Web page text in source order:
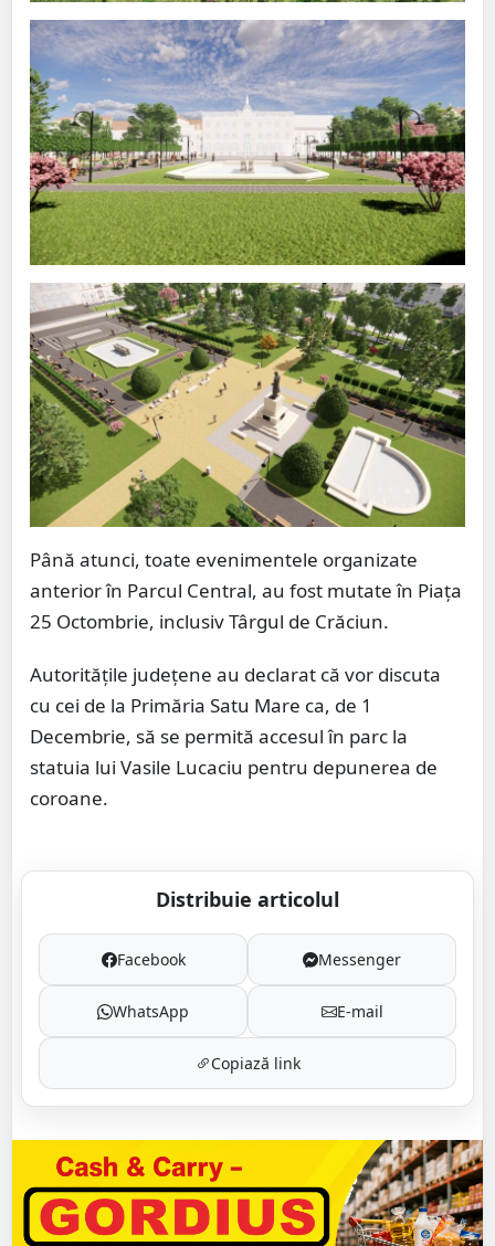
Până atunci, toate evenimentele organizate
anterior în Parcul Central, au fost mutate în Piața
25 Octombrie, inclusiv Târgul de Crăciun.
Autoritățile județene au declarat că vor discuta
cu cei de la Primăria Satu Mare ca, de 1
Decembrie, să se permită accesul în parc la
statuia lui Vasile Lucaciu pentru depunerea de
coroane.
Distribuie articolul
Facebook Messenger
WhatsApp E-mail
Copiază link